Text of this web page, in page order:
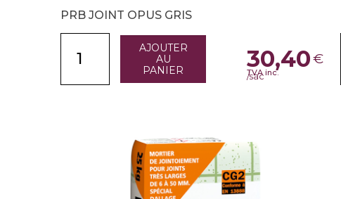
PRB JOINT OPUS GRIS
AJOUTER
AU
PANIER
30,40€
TVA inc.
/sac